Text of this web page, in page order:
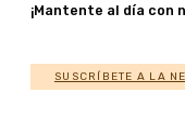
¡Mantente al día con
SUSCRÍBETE A LA